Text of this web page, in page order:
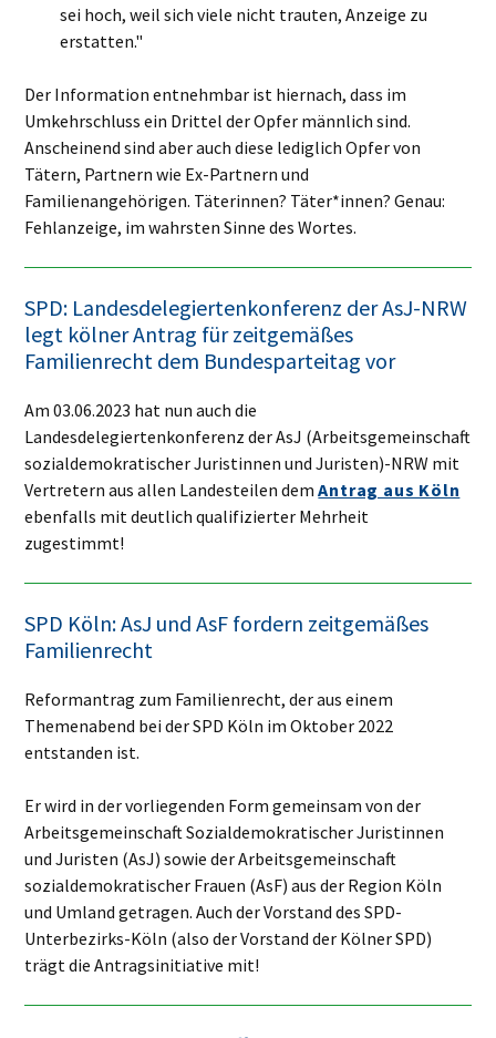
sei hoch, weil sich viele nicht trauten, Anzeige zu
erstatten."
Der Information entnehmbar ist hiernach, dass im
Umkehrschluss ein Drittel der Opfer männlich sind.
Anscheinend sind aber auch diese lediglich Opfer von
Tätern, Partnern wie Ex-Partnern und
Familienangehörigen. Täterinnen? Täter*innen? Genau:
Fehlanzeige, im wahrsten Sinne des Wortes.
SPD: Landesdelegiertenkonferenz der AsJ-NRW
legt kölner Antrag für zeitgemäßes
Familienrecht dem Bundesparteitag vor
Am 03.06.2023 hat nun auch die
Landesdelegiertenkonferenz der AsJ (Arbeitsgemeinschaft
sozialdemokratischer Juristinnen und Juristen)-NRW mit
Vertretern aus allen Landesteilen demAntrag aus Köln
ebenfalls mit deutlich qualifizierter Mehrheit
zugestimmt!
SPD Köln: AsJ und AsF fordern zeitgemäßes
Familienrecht
Reformantrag zum Familienrecht, der aus einem
Themenabend bei der SPD Köln im Oktober 2022
entstanden ist.
Er wird in der vorliegenden Form gemeinsam von der
Arbeitsgemeinschaft Sozialdemokratischer Juristinnen
und Juristen (AsJ) sowie der Arbeitsgemeinschaft
sozialdemokratischer Frauen (AsF) aus der Region Köln
und Umland getragen. Auch der Vorstand des SPD-
Unterbezirks-Köln (also der Vorstand der Kölner SPD)
trägt die Antragsinitiative mit!